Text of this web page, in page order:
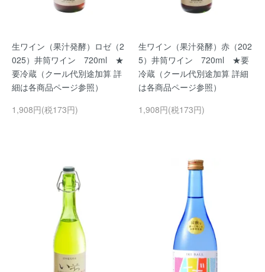
生ワイン（果汁発酵）ロゼ（2
025）井筒ワイン 720ml ★
要冷蔵（クール代別途加算 詳
細は各商品ページ参照）
1,908円(税173円)
生ワイン（果汁発酵）赤（202
5）井筒ワイン 720ml ★要
冷蔵（クール代別途加算 詳細
は各商品ページ参照）
1,908円(税173円)